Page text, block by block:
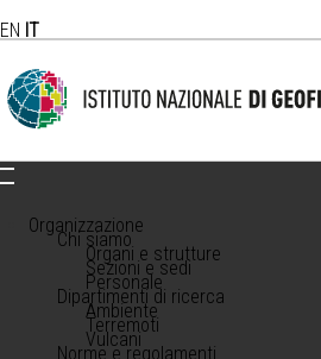
EN IT
Organizzazione
Chi siamo
Organi e strutture
Sezioni e sedi
Personale
Dipartimenti di ricerca
Ambiente
Terremoti
Vulcani
Norme e regolamenti